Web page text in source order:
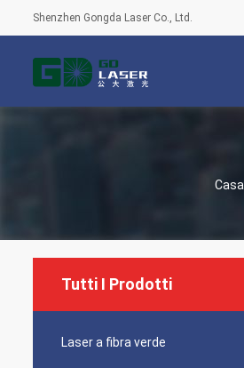
Shenzhen Gongda Laser Co., Ltd.
Casa
Tutti I Prodotti
Laser a fibra verde